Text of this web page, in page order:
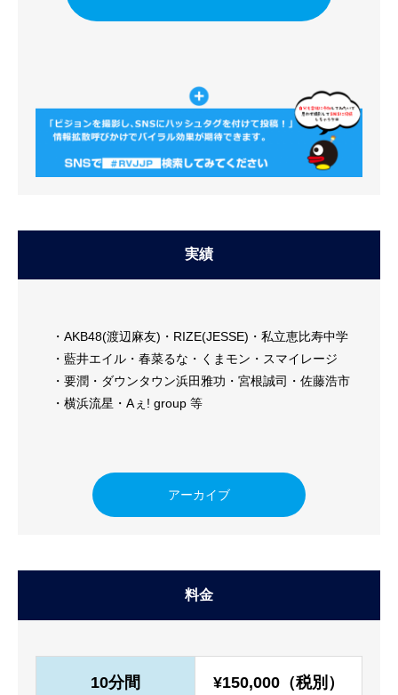
実績
AKB48(渡辺麻友) RIZE(JESSE)
私立恵比寿中学
藍井エイル
春菜るな くまモン
スマイレージ
要潤
ダウンタウン浜田雅功 宮根誠司
佐藤浩市
横浜流星
Aぇ! group 等
アーカイブ
料金
10分間 ¥150,000（税別）